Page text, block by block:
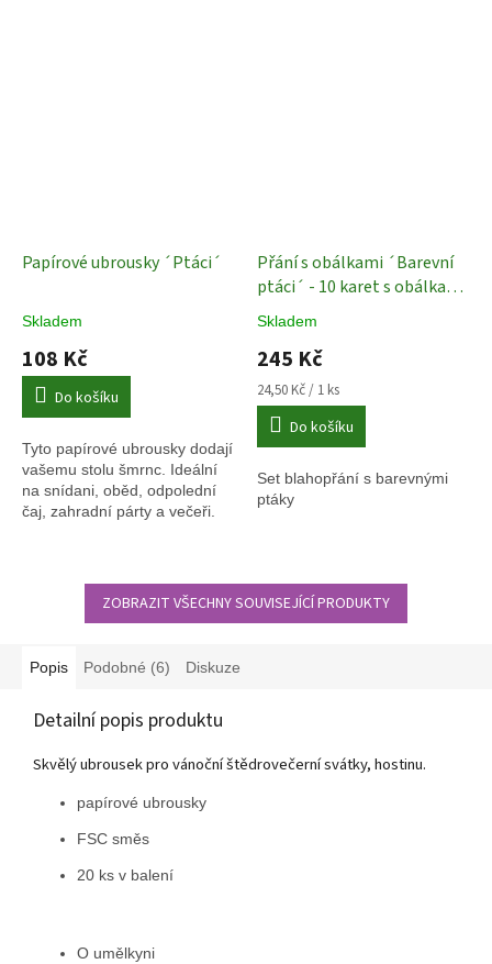
Papírové ubrousky ´Ptáci´
Skladem
108 Kč
Do košíku
Tyto papírové ubrousky dodají
vašemu stolu šmrnc. Ideální
na snídani, oběd, odpolední
čaj, zahradní párty a večeři.
Přání s obálkami ´Barevní
ptáci´ - 10 karet s obálkami
Set blahopřání s barevnými
ptáky
Skladem
245 Kč
Měrná
cena:
24,50 Kč / 1 ks
Do košíku
Set blahopřání s barevnými
ptáky
ZOBRAZIT VŠECHNY SOUVISEJÍCÍ PRODUKTY
Popis Podobné (6) Diskuze
Detailní popis produktu
Skvělý ubrousek pro vánoční štědrovečerní svátky, hostinu.
papírové ubrousky
FSC směs
20 ks v balení
O umělkyni